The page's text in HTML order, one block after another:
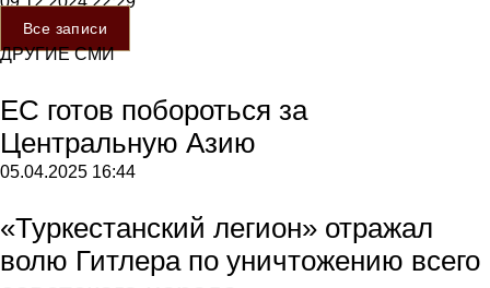
Все записи
ДРУГИЕ СМИ
ЕС готов побороться за
Центральную Азию
05.04.2025 16:44
«Туркестанский легион» отражал
волю Гитлера по уничтожению всего